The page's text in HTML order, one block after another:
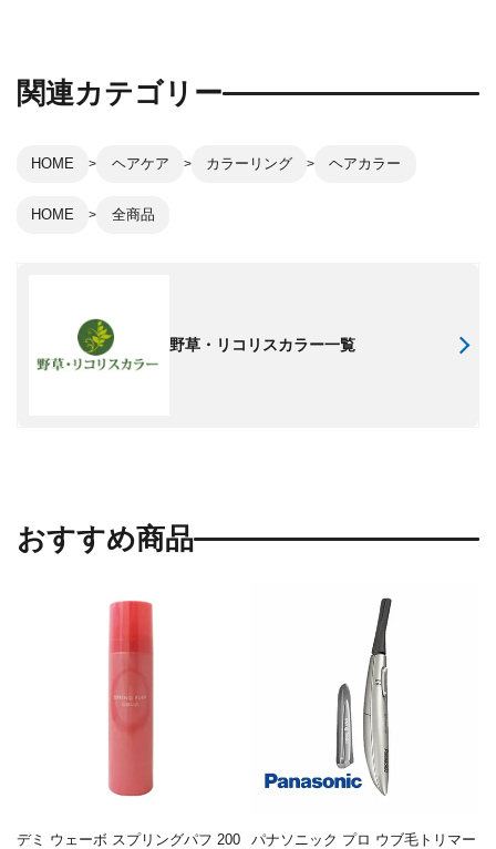
関連カテゴリー
HOME ヘアケア カラーリング ヘアカラー
HOME 全商品
野草・リコリスカラー一覧
おすすめ商品
デミ ウェーボ スプリングパフ 200
パナソニック プロ ウブ毛トリマー